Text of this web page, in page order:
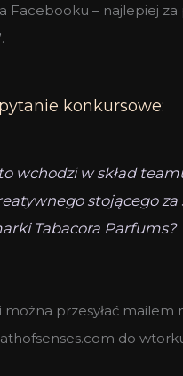
Facebooku – najlepiej
konkursowe:
wchodzi w skład
stojącego za
Tabacora Parfums?
przesyłać mailem
do